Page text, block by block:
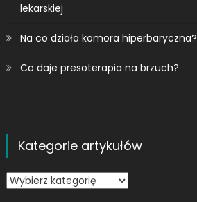
lekarskiej
Na co działa komora hiperbaryczna?
Co daje presoterapia na brzuch?
Kategorie artykułów
Kategorie